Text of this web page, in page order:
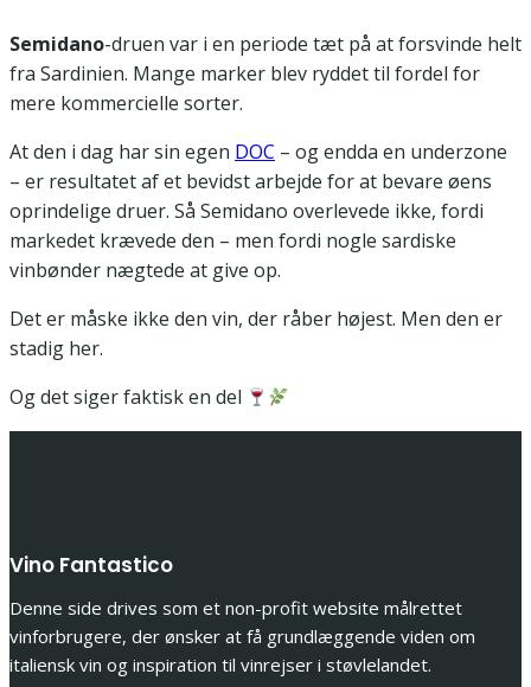
Semidano-druen var i en periode tæt på at forsvinde helt
fra Sardinien. Mange marker blev ryddet til fordel for
mere kommercielle sorter.
At den i dag har sin egen DOC – og endda en underzone
– er resultatet af et bevidst arbejde for at bevare øens
oprindelige druer. Så Semidano overlevede ikke, fordi
markedet krævede den – men fordi nogle sardiske
vinbønder nægtede at give op.
Det er måske ikke den vin, der råber højest. Men den er
stadig her.
Og det siger faktisk en del
Vino Fantastico
Denne side drives som et non-profit website målrettet
vinforbrugere, der ønsker at få grundlæggende viden om
italiensk vin og inspiration til vinrejser i støvlelandet.